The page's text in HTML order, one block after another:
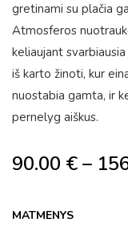
gretinami su plačia
Atmosferos
keliaujant
iš karto žinoti, kur
nuostabia gamta, ir
pernelyg aiškus.
90.00 €–
MATMENYS